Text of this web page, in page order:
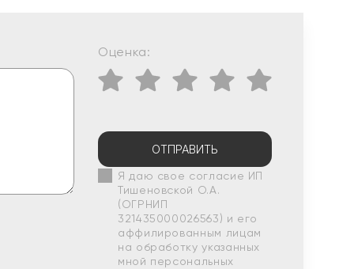
Оценка:
ОТПРАВИТЬ
Я даю свое согласие ИП
Тишеновской О.А.
(ОГРНИП
321435000026563) и его
аффилированным лицам
на обработку указанных
мной персональных